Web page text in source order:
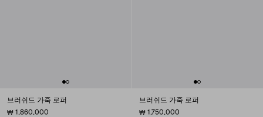
브러쉬드 가죽 로퍼
₩ 1.860.000
브러쉬드 가죽 로퍼
₩ 1.750.000